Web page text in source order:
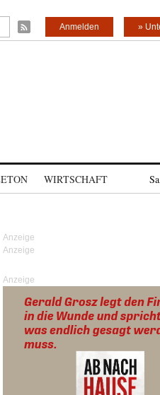
»
Anmelden
WIRTSCHAFT
Anzeige